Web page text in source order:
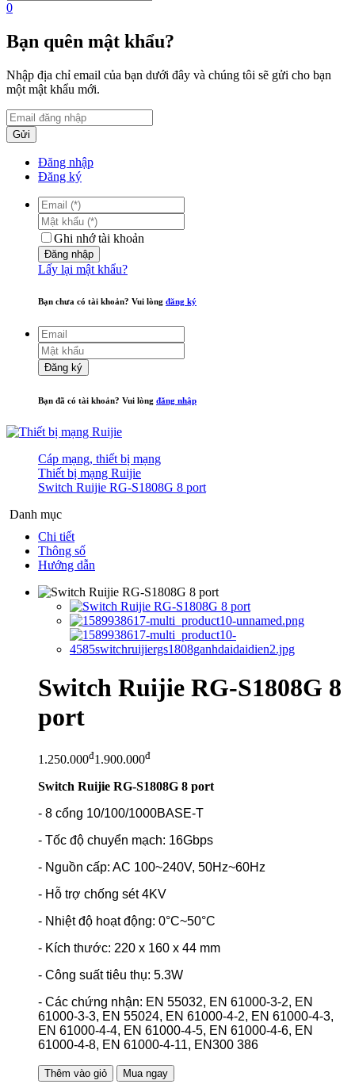
0
Bạn quên mật khẩu?
Nhập địa chỉ email của bạn dưới đây và chúng tôi sẽ gửi cho bạn
một mật khẩu mới.
Gửi
Đăng nhập
Đăng ký
Ghi nhớ tài khoản
Đăng nhập
Lấy lại mật khẩu?
Bạn chưa có tài khoản? Vui lòng đăng ký
Đăng ký
Bạn đã có tài khoản? Vui lòng đăng nhập
Cáp mạng, thiết bị mạng
Thiết bị mạng Ruijie
Switch Ruijie RG-S1808G 8 port
Danh mục
Chi tiết
Thông số
Hướng dẫn
Switch Ruijie RG-S1808G 8
port
1.250.000đ1.900.000đ
Switch Ruijie RG-S1808G 8 port
- 8 cổng 10/100/1000BASE-T
- Tốc độ chuyển mạch: 16Gbps
- Nguồn cấp: AC 100~240V, 50Hz~60Hz
- Hỗ trợ chống sét 4KV
- Nhiệt độ hoạt động: 0°C~50°C
- Kích thước: 220 x 160 x 44 mm
- Công suất tiêu thụ: 5.3W
- Các chứng nhận: EN 55032, EN 61000-3-2, EN
61000-3-3, EN 55024, EN 61000-4-2, EN 61000-4-3,
EN 61000-4-4, EN 61000-4-5, EN 61000-4-6, EN
61000-4-8, EN 61000-4-11, EN300 386
Thêm vào giỏ Mua ngay